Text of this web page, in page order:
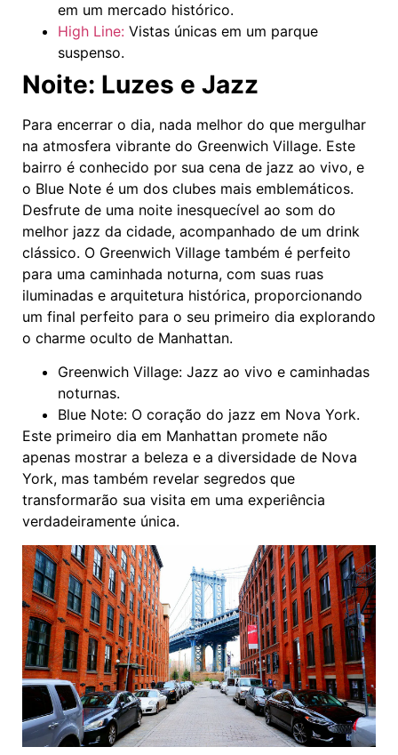
em um mercado histórico.
High Line: Vistas únicas em um parque
suspenso.
Noite: Luzes e Jazz
Para encerrar o dia, nada melhor do que mergulhar
na atmosfera vibrante do Greenwich Village. Este
bairro é conhecido por sua cena de jazz ao vivo, e
o Blue Note é um dos clubes mais emblemáticos.
Desfrute de uma noite inesquecível ao som do
melhor jazz da cidade, acompanhado de um drink
clássico. O Greenwich Village também é perfeito
para uma caminhada noturna, com suas ruas
iluminadas e arquitetura histórica, proporcionando
um final perfeito para o seu primeiro dia explorando
o charme oculto de Manhattan.
Greenwich Village: Jazz ao vivo e caminhadas
noturnas.
Blue Note: O coração do jazz em Nova York.
Este primeiro dia em Manhattan promete não
apenas mostrar a beleza e a diversidade de Nova
York, mas também revelar segredos que
transformarão sua visita em uma experiência
verdadeiramente única.